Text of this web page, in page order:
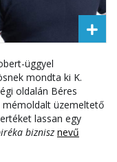
üggyel
mondta ki K.
oldalán Béres
mémoldalt üzemeltető
lassan egy
biznisz nevű